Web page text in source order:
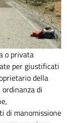
o privata
per giustificati
della
di
di manomissione